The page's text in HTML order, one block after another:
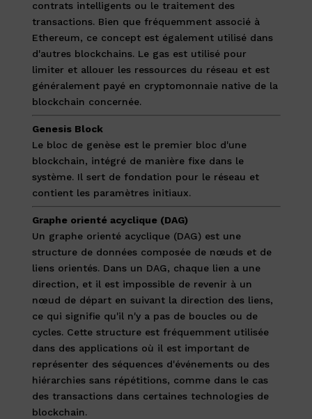
contrats intelligents ou le traitement des
transactions. Bien que fréquemment associé à
Ethereum, ce concept est également utilisé dans
d'autres blockchains. Le gas est utilisé pour
limiter et allouer les ressources du réseau et est
généralement payé en cryptomonnaie native de la
blockchain concernée.
Genesis Block
Le bloc de genèse est le premier bloc d'une
blockchain, intégré de manière fixe dans le
système. Il sert de fondation pour le réseau et
contient les paramètres initiaux.
Graphe orienté acyclique (DAG)
Un graphe orienté acyclique (DAG) est une
structure de données composée de nœuds et de
liens orientés. Dans un DAG, chaque lien a une
direction, et il est impossible de revenir à un
nœud de départ en suivant la direction des liens,
ce qui signifie qu'il n'y a pas de boucles ou de
cycles. Cette structure est fréquemment utilisée
dans des applications où il est important de
représenter des séquences d'événements ou des
hiérarchies sans répétitions, comme dans le cas
des transactions dans certaines technologies de
blockchain.